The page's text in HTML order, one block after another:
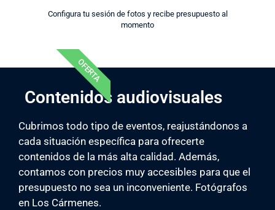
Configura tu sesión de fotos y recibe presupuesto al
momento
OFERTA
Contenidos audiovisuales
Cubrimos todo tipo de eventos, reajustándonos a
cada situación específica para ofrecerte
contenidos de la más alta calidad. Además,
contamos con precios muy accesibles para que el
presupuesto no sea un inconveniente. Fotógrafos
en Los Cármenes.